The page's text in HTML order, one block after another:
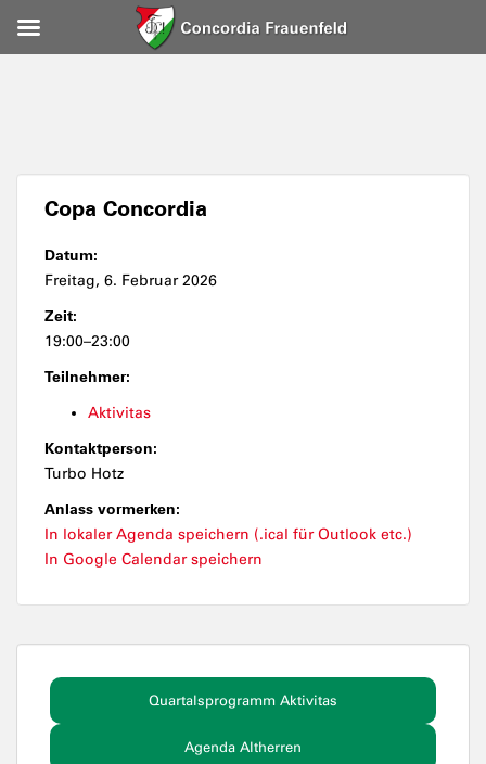
Copa Concordia
Datum:
Freitag, 6. Februar 2026
Zeit:
19:00–23:00
Teilnehmer:
Aktivitas
Kontaktperson:
Turbo Hotz
Anlass vormerken:
In lokaler Agenda speichern (.ical für Outlook etc.)
In Google Calendar speichern
Quartalsprogramm Aktivitas
Agenda Altherren